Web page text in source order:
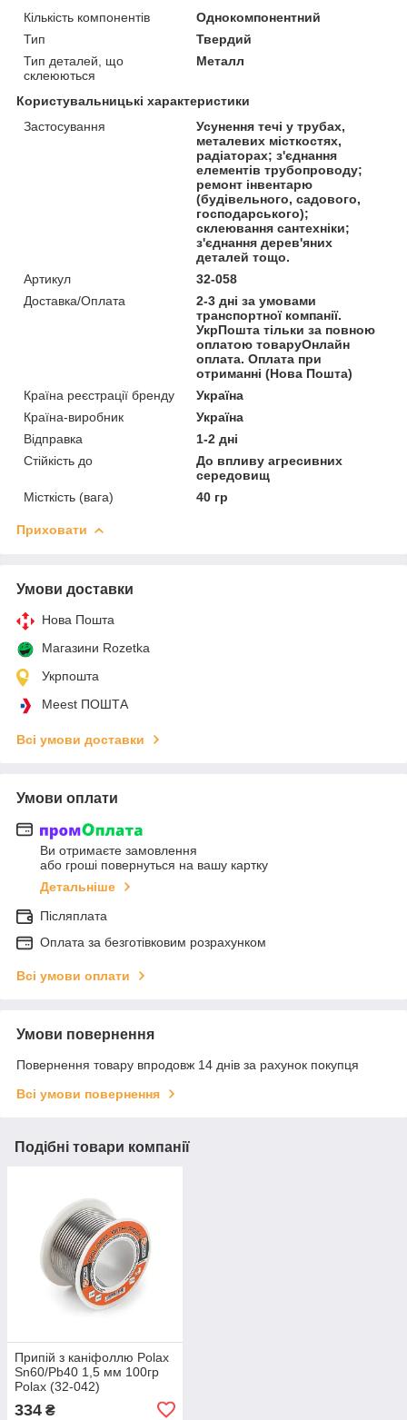
Кількість компонентів
Однокомпонентний
Тип
Твердий
Тип деталей, що
склеюються
Металл
Користувальницькі характеристики
Застосування
Усунення течі у трубах,
металевих місткостях,
радіаторах; з'єднання
елементів трубопроводу;
ремонт інвентарю
(будівельного, садового,
господарського);
склеювання сантехніки;
з'єднання дерев'яних
деталей тощо.
Артикул
32-058
Доставка/Оплата
2-3 дні за умовами
транспортної компанії.
УкрПошта тільки за повною
оплатою товаруОнлайн
оплата. Оплата при
отриманні (Нова Пошта)
Країна реєстрації бренду
Україна
Країна-виробник
Україна
Відправка
1-2 дні
Стійкість до
До впливу агресивних
середовищ
Місткість (вага)
40 гр
Приховати
Умови доставки
Нова Пошта
Магазини Rozetka
Укрпошта
Meest ПОШТА
Всі умови доставки
Умови оплати
Ви отримаєте замовлення
або гроші повернуться на вашу картку
Детальніше
Післяплата
Оплата за безготівковим розрахунком
Всі умови оплати
Умови повернення
Повернення товару впродовж 14 днів за рахунок покупця
Всі умови повернення
Подібні товари компанії
Припій з каніфоллю Polax
Sn60/Pb40 1,5 мм 100гр
Polax (32-042)
334 ₴